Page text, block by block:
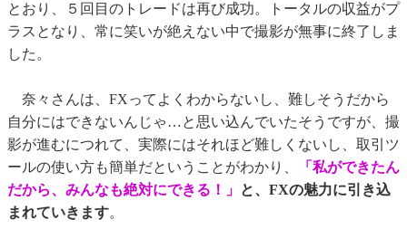
とおり、５回目のトレードは再び成功。トータルの収益がプ
ラスとなり、常に笑いが絶えない中で撮影が無事に終了しま
した。
奈々さんは、FXってよくわからないし、難しそうだから
自分にはできないんじゃ…と思い込んでいたそうですが、撮
影が進むにつれて、実際にはそれほど難しくないし、取引ツ
ールの使い方も簡単だということがわかり、
「私ができたん
だから、みんなも絶対にできる！」 と、FXの魅力に引き込
まれていきます。